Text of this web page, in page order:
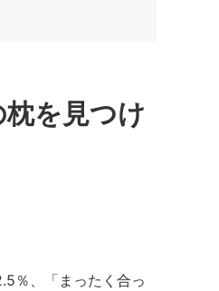
を見つけ
％、「まったく合っ